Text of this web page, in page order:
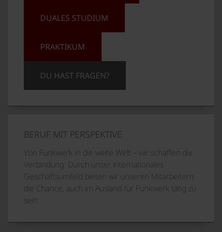
DUALES STUDIUM
PRAKTIKUM
DU HAST FRAGEN?
BERUF MIT PERSPEKTIVE
Von Funkwerk in die weite Welt – wir schaffen die
Verbindung: Durch unser internationales
Geschäftsumfeld bieten wir unseren Mitarbeitern
die Chance, auch im Ausland für Funkwerk tätig zu
sein.